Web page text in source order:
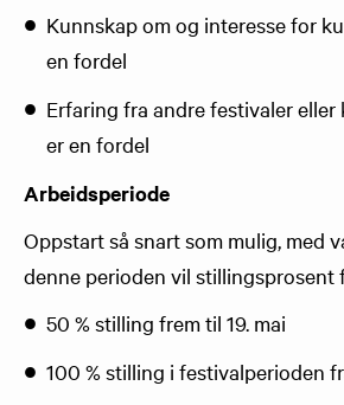
Kunnskap om og interesse for
en fordel
Erfaring fra andre festivaler
er en fordel
Arbeidsperiode
Oppstart så snart som mulig, med
denne perioden vil stillingsprosent
50 % stilling frem til 19. mai
100 % stilling i festivalperioden